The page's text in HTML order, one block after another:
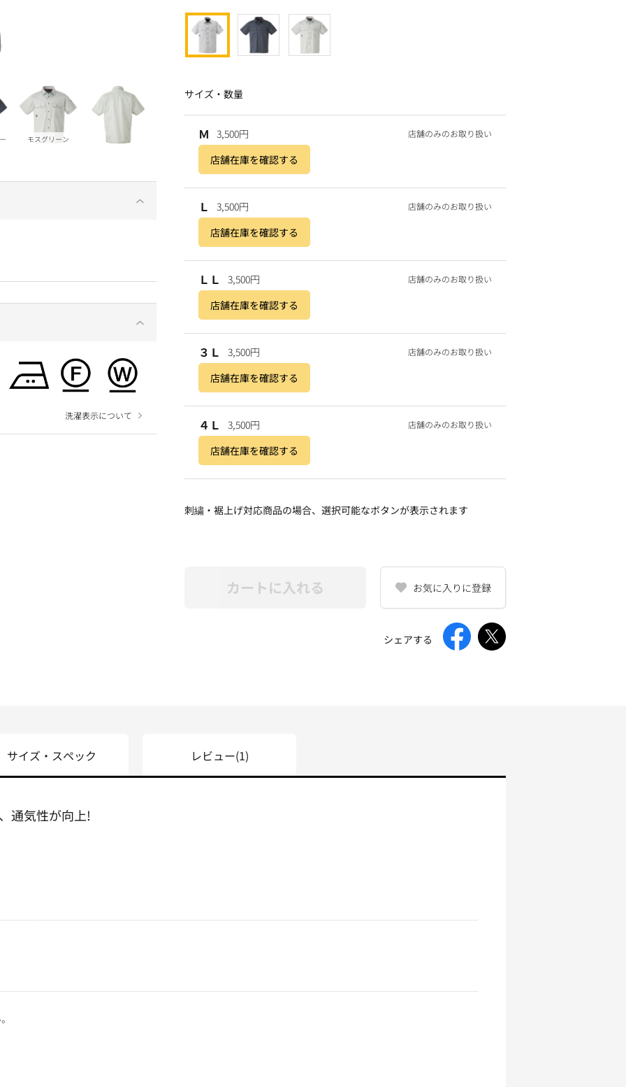
モスグリーン
洗濯表示について
サイズ・数量
Ｍ 3,500円 店舗のみのお取り扱い
店舗在庫を確認する
Ｌ 3,500円 店舗のみのお取り扱い
店舗在庫を確認する
ＬＬ 3,500円 店舗のみのお取り扱い
店舗在庫を確認する
３Ｌ 3,500円 店舗のみのお取り扱い
店舗在庫を確認する
４Ｌ 3,500円 店舗のみのお取り扱い
店舗在庫を確認する
刺繍・裾上げ対応商品の場合、選択可能なボタンが表示されます
カートに入れる お気に入りに登録
シェアする
通気性が向上!
サイズ・スペック レビュー(1)